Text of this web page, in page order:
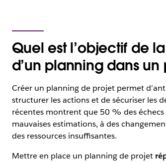
Quel est l’objectif de
d’un planning dans un
Créer un planning de projet permet
structurer les actions et de sécuriser les
récentes montrent que 50 % des
mauvaises estimations, à des
des ressources insuffisantes.
Mettre en place un planning de projet